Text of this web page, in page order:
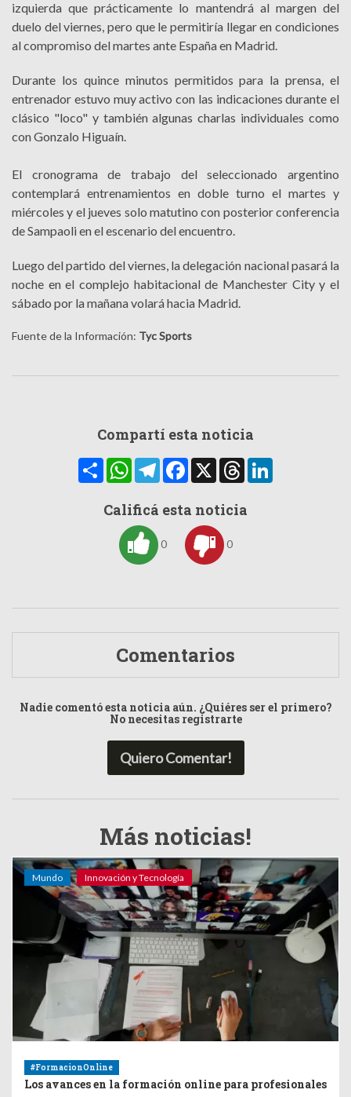
izquierda que prácticamente lo mantendrá al margen del
duelo del viernes, pero que le permitiría llegar en condiciones
al compromiso del martes ante España en Madrid.
Durante los quince minutos permitidos para la prensa, el
entrenador estuvo muy activo con las indicaciones durante el
clásico "loco" y también algunas charlas individuales como
con Gonzalo Higuaín.
El cronograma de trabajo del seleccionado argentino
contemplará entrenamientos en doble turno el martes y
miércoles y el jueves solo matutino con posterior conferencia
de Sampaoli en el escenario del encuentro.
Luego del partido del viernes, la delegación nacional pasará la
noche en el complejo habitacional de Manchester City y el
sábado por la mañana volará hacia Madrid.
Fuente de la Información: Tyc Sports
Compartí esta noticia
CompartirWhatsAppTelegramFacebook
X Threads
Calificá esta noticia
0 0
Comentarios
Nadie comentó esta noticia aún. ¿Quiéres ser el primero?
No necesitas registrarte
Quiero Comentar!
Más noticias!
Mundo Innovación y Tecnología
#FormacionOnline
Los avances en la formación online para profesionales